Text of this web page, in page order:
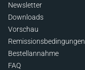
Newsletter
Downloads
Vorschau
Remissionsbedingungen
Bestellannahme
FAQ